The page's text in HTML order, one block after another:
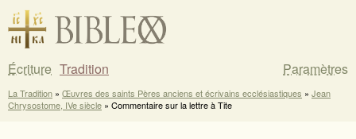
Écriture Tradition Paramètres
La Tradition » Œuvres des saints Pères anciens et écrivains ecclésiastiques » Jean
Chrysostome, IVe siècle » Commentaire sur la lettre à Tite